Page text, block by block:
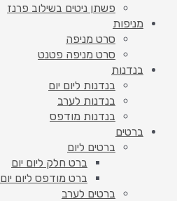
פשתן ניטים בשילוב פרנז
מניפות
סרט מניפה
סרט מניפה פטנט
בנדנות
בנדנות ליום יום
בנדנות לערב
בנדנות מודפס
ברטים
ברטים ליום
ברט חלק ליום יום
ברט מודפס ליום יום
ברטים לערב